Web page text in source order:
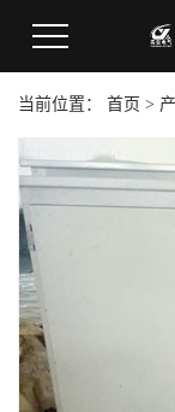
当前位置： 首页 >